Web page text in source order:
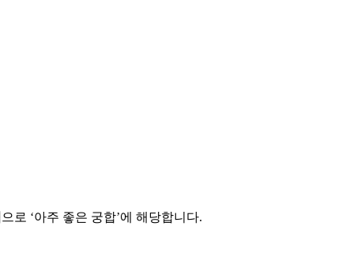
으로 ‘아주 좋은 궁합’에 해당합니다.